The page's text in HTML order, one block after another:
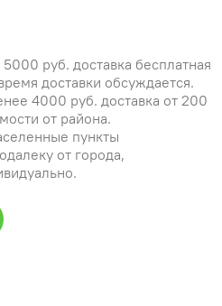
руб. доставка бесплатная
доставки обсуждается.
4000 руб. доставка от 200
от района.
пункты
от города,